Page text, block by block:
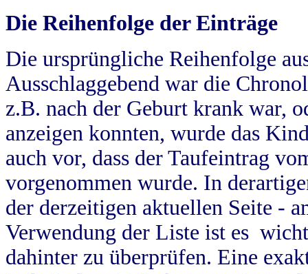
Die Reihenfolge der Einträge
Die ursprüngliche Reihenfolge
Ausschlaggebend war die
z.B. nach der Geburt krank war,
anzeigen konnten, wurde das
auch vor, dass der Taufeintrag
vorgenommen wurde. In
der derzeitigen aktuellen Seite -
Verwendung der Liste ist es
dahinter zu überprüfen. Eine